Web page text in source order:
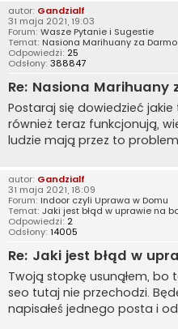
autor: Gandzialf
31 maja 2021, 19:03
Forum: Wasze Pytanie i Sugestie
Temat: Nasiona Marihuany za Darmo
Odpowiedzi: 25
Odsłony: 388847
Re: Nasiona Marihuany
Postaraj się dowiedzieć
również teraz funkcjonują,
ludzie mają przez to
autor: Gandzialf
31 maja 2021, 18:09
Forum: Indoor czyli Uprawa w Domu
Temat: Jaki jest błąd w uprawie na
Odpowiedzi: 2
Odsłony: 14005
Re: Jaki jest błąd w
Twoją stopkę usunąłem, bo
seo tutaj nie przechodzi.
napisałeś jednego posta i